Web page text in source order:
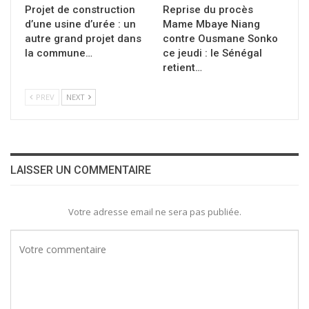
Projet de construction
d’une usine d’urée : un
autre grand projet dans
la commune…
Reprise du procès
Mame Mbaye Niang
contre Ousmane Sonko
ce jeudi : le Sénégal
retient…
PREV NEXT
LAISSER UN COMMENTAIRE
Votre adresse email ne sera pas publiée.